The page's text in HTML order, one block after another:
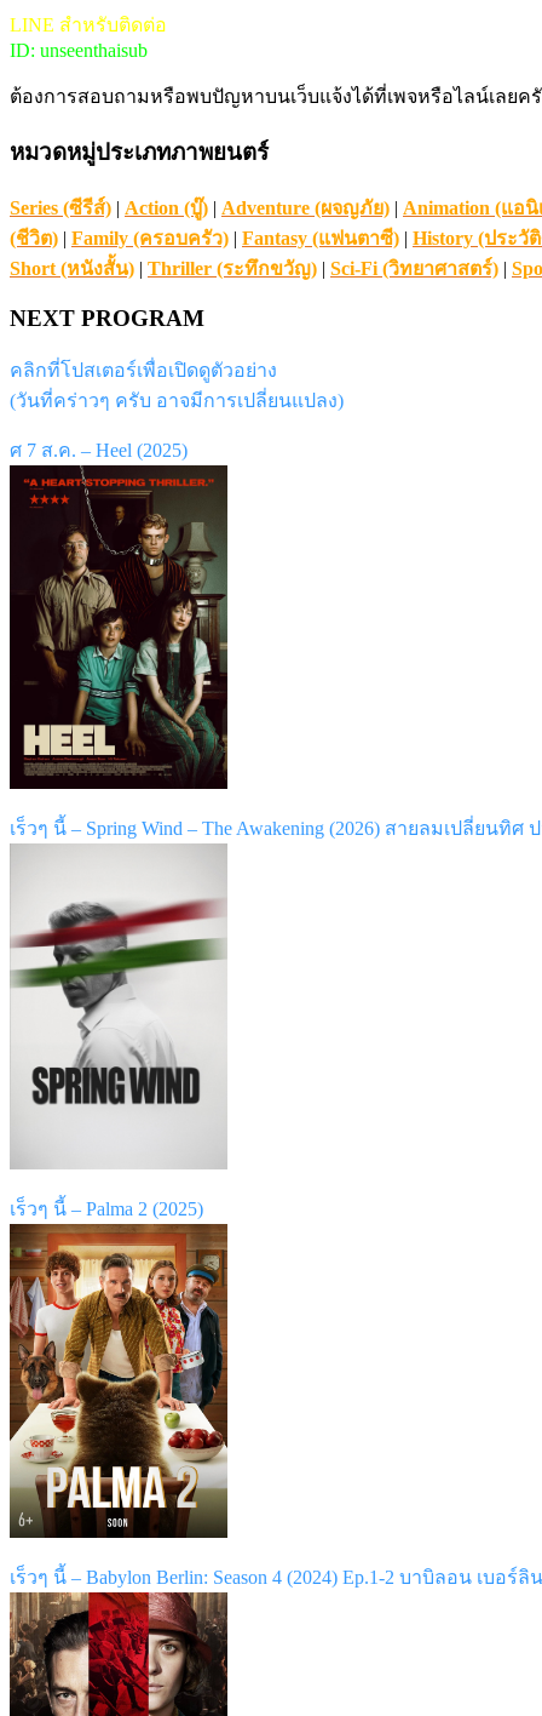
LINE สำหรับติดต่อ
ID: unseenthaisub
ต้องการสอบถามหรือพบปัญหาบนเว็บแจ้งได้ที่เพจหรือไลน์เลยค
หมวดหมู่ประเภทภาพยนตร์
Series (ซีรีส์) | Action (บู๊) | Adventure (ผจญภัย) | Animation (แอ
(ชีวิต) | Family (ครอบครัว) | Fantasy (แฟนตาซี) | History (ประวั
Short (หนังสั้น) | Thriller (ระทึกขวัญ) | Sci-Fi (วิทยาศาสตร์) |
NEXT PROGRAM
คลิกที่โปสเตอร์เพื่อเปิดดูตัวอย่าง
(วันที่คร่าวๆ ครับ อาจมีการเปลี่ยนแปลง)
ศ 7 ส.ค. – Heel (2025)
เร็วๆ นี้ – Spring Wind – The Awakening (2026) สายลมเปลี่ยนทิศ
เร็วๆ นี้ – Palma 2 (2025)
เร็วๆ นี้ – Babylon Berlin: Season 4 (2024) Ep.1-2 บาบิลอน เบอ